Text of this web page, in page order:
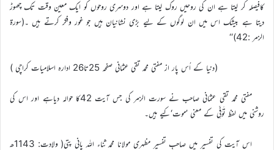
کافیصلہ کر لیتا ہے ان کی روحیں روک لیتا ہے اور دوسری روحوں کو ایک معین وقت تک چھوڑ
دیتا ہے بیشک اس میں ان لوگوں کے لیے بڑی نشانیان ہیں جو غور وفکر کرتے ہیں ۔(سورۃ
الزمر :42)‘‘
(دنیا کے اُس پار از مفتی محمد تقی عثمانی صفحہ 25تا26 ادارہ اسلامیات کراچی )
مفتی محمد تقی عثمانی صاحب نے سورت الزمر کی جس آیت 42کا حوالہ دیاہے اور اس کی
روشنی میں لفظ تَوَفِّی کے معنی ’موت‘کیے ہیں۔
اس آیت کی تفسیر میں صاحبِ تفسیر مظہری مولانا محمد ثناء اللہ پانی پتی( ولادت: 1143ھ